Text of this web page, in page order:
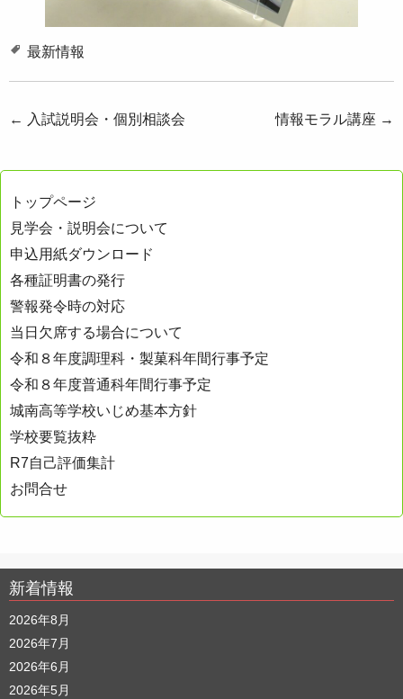
最新情報
投
ビ
ゲ
ー
シ
ョ
ン
← 入試説明会・個別相談会 情報モラル講座 →
トップページ
見学会・説明会について
申込用紙ダウンロード
各種証明書の発行
警報発令時の対応
当日欠席する場合について
令和８年度調理科・製菓科年間行事予定
令和８年度普通科年間行事予定
城南高等学校いじめ基本方針
学校要覧抜粋
R7自己評価集計
お問合せ
新着情報
2026年8月
2026年7月
2026年6月
2026年5月